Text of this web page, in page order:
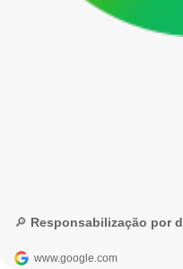
www.google.com